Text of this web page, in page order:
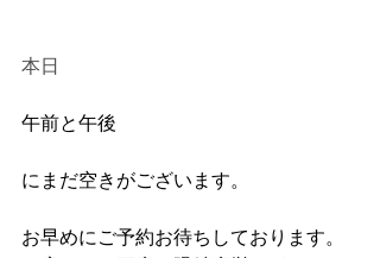
本日
午前と午後
にまだ空きがございます。
お早めにご予約お待ちしております。